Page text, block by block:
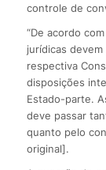
controle de
“De acordo
jurídicas
respectiva
disposições
Estado-parte.
deve passar
quanto pelo
original].